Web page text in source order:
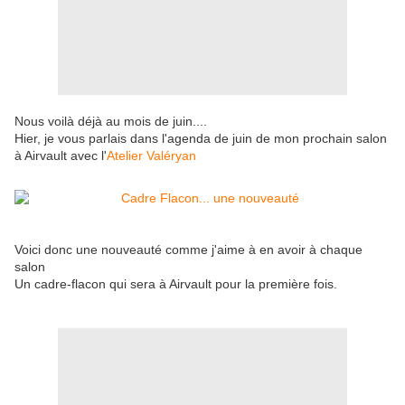
Nous voilà déjà au mois de juin....
Hier, je vous parlais dans l'agenda de juin de mon prochain salon
à Airvault avec l'Atelier Valéryan
Voici donc une nouveauté comme j'aime à en avoir à chaque
salon
Un cadre-flacon qui sera à Airvault pour la première fois.